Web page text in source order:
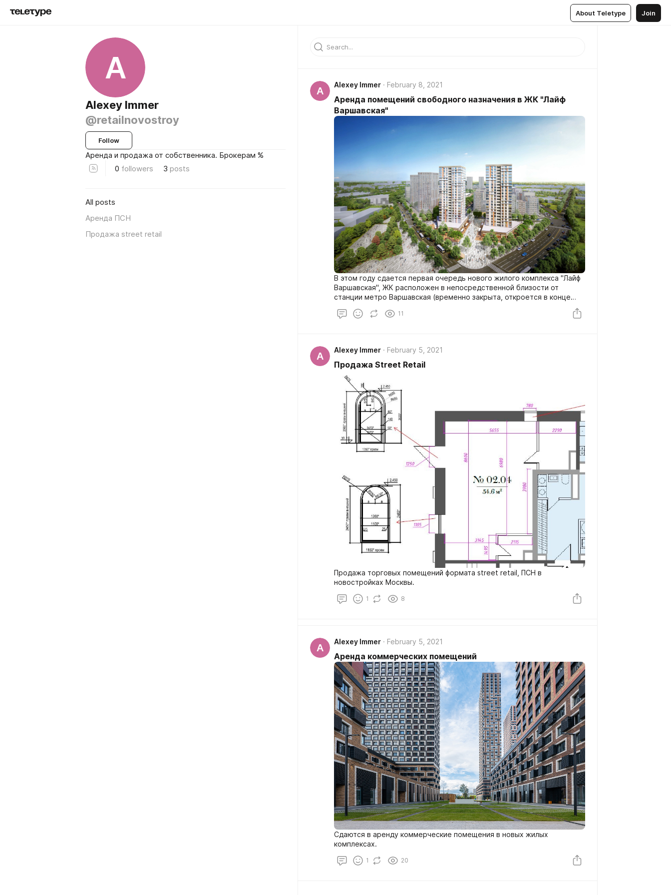
About Teletype Join
A
Alexey Immer
@retailnovostroy
Follow
Аренда и продажа от собственника. Брокерам %
0 followers 3 posts
All posts
Аренда ПСН
Продажа street retail
A
Alexey Immer February 8, 2021
Аренда помещений свободного назначения в ЖК "Лайф
Варшавская"
В этом году сдается первая очередь нового жилого комплекса "Лайф
Варшавская", ЖК расположен в непосредственной близости от
станции метро Варшавская (временно закрыта, откроется в конце
11
A
Alexey Immer February 5, 2021
Продажа Street Retail
Продажа торговых помещений формата street retail, ПСН в
новостройках Москвы.
1 8
A
Alexey Immer February 5, 2021
Аренда коммерческих помещений
Сдаются в аренду коммерческие помещения в новых жилых
комплексах.
1 20